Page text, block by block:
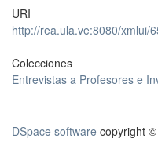
URI
http://rea.ula.ve:8080/xmlui/
Colecciones
Entrevistas a Profesores e
DSpace software copyright